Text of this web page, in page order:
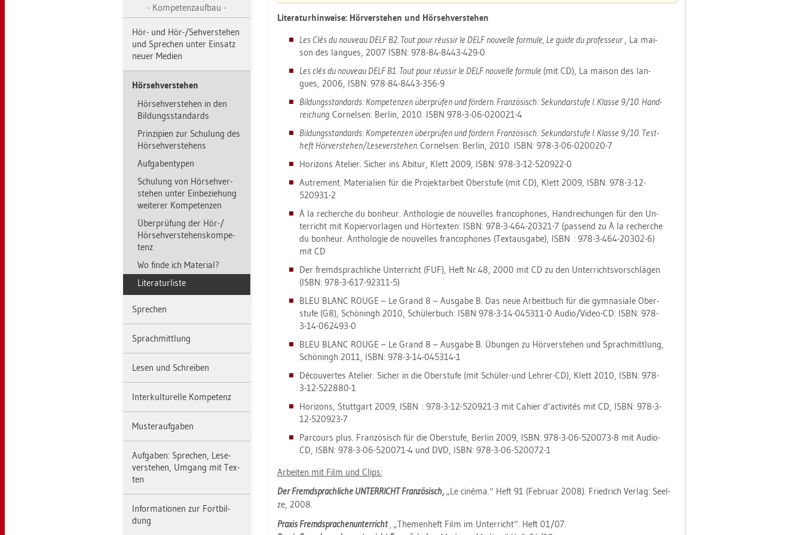
Kom­pe­tenz­auf­bau
Hör- und Hör-/Seh­ver­ste­hen
und Spre­chen unter Ein­satz
neuer Me­di­en
Hör­seh­ver­ste­hen
Hör­seh­ver­ste­hen in den
Bil­dungs­stan­dards
Prin­zi­pi­en zur Schu­lung des
Hör­seh­ver­ste­hens
Auf­ga­ben­ty­pen
Schu­lung von Hör­seh­ver­
ste­hen unter Ein­be­zie­hung
wei­te­rer Kom­pe­ten­zen
Über­prü­fung der Hör-/
Hör­seh­ver­ste­hens­kom­pe­
tenz
Wo finde ich Ma­te­ri­al?
Li­te­ra­tur­lis­te
Spre­chen
Sprach­mitt­lung
Lesen und Schrei­ben
In­ter­kul­tu­rel­le Kom­pe­tenz
Mus­ter­auf­ga­ben
Auf­ga­ben: Spre­chen, Le­se­
ver­ste­hen, Um­gang mit Tex­
ten
In­for­ma­tio­nen zur Fort­bil­
dung
Li­te­ra­tur­hin­wei­se: Hör­ver­ste­hen und Hör­seh­ver­ste­hen
Les Clés du nou­veau DELF B2. Tout pour réussir le DELF nou­vel­le for­mu­le, Le guide du pro­fes­seur, La mai­
son des lan­gues, 2007 ISBN: 978-84-8443-429-0
Les clés du nou­veau DELF B1. Tout pour réussir le DELF nou­vel­le for­mu­le (mit CD), La mai­son des lan­
gues, 2006, ISBN: 978-84-8443-356-9
Bil­dungs­stan­dards: Kom­pe­ten­zen über­prü­fen und för­dern. Fran­zö­sisch: Se­kun­dar­stu­fe I. Klas­se 9/10. Hand­
rei­chung.Cor­nel­sen: Ber­lin, 2010. ISBN 978-3-06-020021-4
Bil­dungs­stan­dards: Kom­pe­ten­zen über­prü­fen und för­dern. Fran­zö­sisch: Se­kun­dar­stu­fe I. Klas­se 9/10. Tes­t­
heft Hör­ver­ste­hen/Le­se­ver­ste­hen.Cor­nel­sen: Ber­lin, 2010. ISBN: 978-3-06-020020-7
Ho­ri­zons Ate­lier. Si­cher ins Ab­itur, Klett 2009, ISBN: 978-3-12-520922-0
Au­tre­ment. Ma­te­ria­li­en für die Pro­jekt­ar­beit Ober­stu­fe (mit CD), Klett 2009, ISBN: 978-3-12-
520931-2
À la re­cher­che du bon­heur. An­tho­lo­gie de nou­vel­les fran­co­pho­nes, Hand­rei­chun­gen für den Un­
ter­richt mit Ko­pier­vor­la­gen und Hör­tex­ten: ISBN: 978-3-464-20321-7 (pas­send zu À la re­cher­che
du bon­heur. An­tho­lo­gie de nou­vel­les fran­co­pho­nes (Text­aus­ga­be), ISBN : 978-3-464-20302-6)
mit CD
Der fremd­sprach­li­che Un­ter­richt (FUF), Heft Nr.48, 2000 mit CD zu den Un­ter­richts­vor­schlä­gen
(ISBN: 978-3-617-92311-5)
BLEU BLANC ROUGE – Le Grand 8 – Aus­ga­be B. Das neue Ar­beit­buch für die gym­na­sia­le Ober­
stu­fe (G8), Schö­ningh 2010, Schü­ler­buch: ISBN 978-3-14-045311-0 Audio/Video-CD: ISBN: 978-
3-14-062493-0
BLEU BLANC ROUGE – Le Grand 8 – Aus­ga­be B. Übun­gen zu Hör­ver­ste­hen und Sprach­mitt­lung,
Schö­ningh 2011, ISBN: 978-3-14-045314-1
Décou­ver­tes Ate­lier. Si­cher in die Ober­stu­fe (mit Schü­ler-und Leh­rer-CD), Klett 2010, ISBN: 978-
3-12-522880-1
Ho­ri­zons, Stutt­gart 2009, ISBN : 978-3-12-520921-3 mit Ca­hier d’ac­tivités mit CD, ISBN: 978-3-
12-520923-7
Par­cours plus. Fran­zö­sisch für die Ober­stu­fe, Ber­lin 2009, ISBN: 978-3-06-520073-8 mit Audio-
CD, ISBN: 978-3-06-520071-4 und DVD, ISBN: 978-3-06-520072-1
Ar­bei­ten mit Film und Clips:
Der Fremd­sprach­li­che UN­TER­RICHT Fran­zö­sisch,„Le cinéma.“ Heft 91 (Fe­bru­ar 2008). Fried­rich Ver­lag: Seel­
ze, 2008.
Pra­xis Fremd­spra­chen­un­ter­richt „The­men­heft Film im Un­ter­richt“. Heft 01/07.